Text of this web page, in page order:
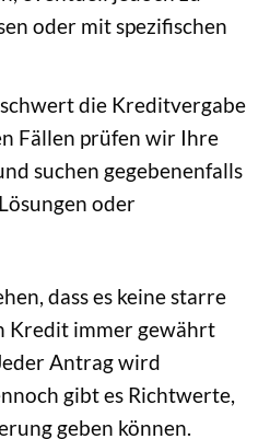
oder mit spezifischen
die Kreditvergabe
Fällen prüfen wir Ihre
suchen gegebenenfalls
oder
dass es keine starre
Kredit immer gewährt
Antrag wird
gibt es Richtwerte,
geben können.